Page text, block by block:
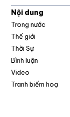
Nội dung
Trong nước
Thế giới
Thời Sự
Bình luận
Video
Tranh biếm hoạ